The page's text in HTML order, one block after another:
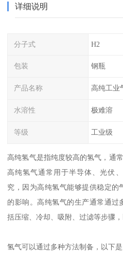
详细说明
分子式 H2
包装 钢瓶
产品名称 高纯工业
水溶性 极难溶
等级 工业级
高纯氢气是指纯度较高的氢气，通
高纯氢气通常用于半导体、光伏
究，因为高纯氢气能够提供稳定的
的影响。高纯氢气的生产通常通过
括压缩、冷却、吸附、过滤等步骤
氢气可以通过多种方法制备，以下